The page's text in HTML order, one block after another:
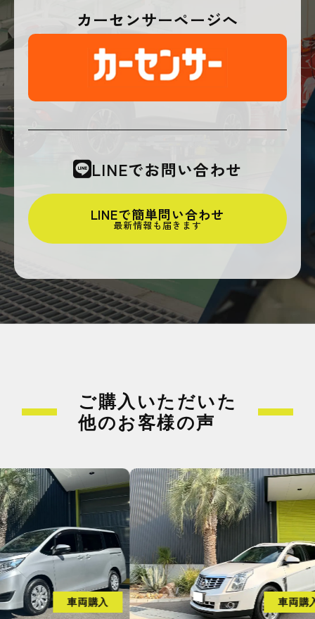
カーセンサーページへ
LINEでお問い合わせ
LINEで簡単問い合わせ
最新情報も届きます
ご購入いただいた
他のお客様の声
購入 車両購入